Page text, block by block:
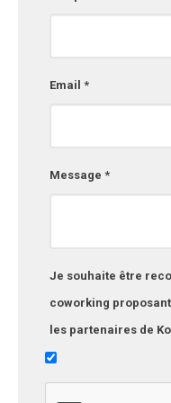
Email *
Message *
Je souhaite être
coworking
les partenaires de